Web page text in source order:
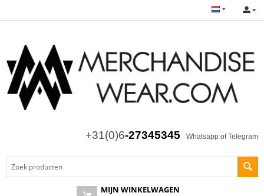
+31(0)6-27345345 Whatsapp of Telegram
MIJN WINKELWAGEN